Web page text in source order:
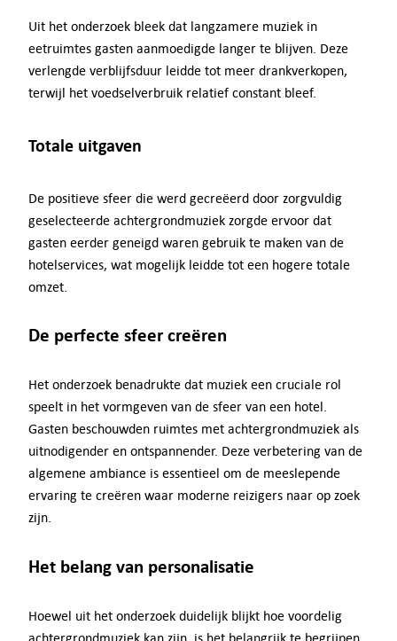
Uit het onderzoek bleek dat langzamere muziek in
eetruimtes gasten aanmoedigde langer te blijven. Deze
verlengde verblijfsduur leidde tot meer drankverkopen,
terwijl het voedselverbruik relatief constant bleef.
Totale uitgaven
De positieve sfeer die werd gecreëerd door zorgvuldig
geselecteerde achtergrondmuziek zorgde ervoor dat
gasten eerder geneigd waren gebruik te maken van de
hotelservices, wat mogelijk leidde tot een hogere totale
omzet.
De perfecte sfeer creëren
Het onderzoek benadrukte dat muziek een cruciale rol
speelt in het vormgeven van de sfeer van een hotel.
Gasten beschouwden ruimtes met achtergrondmuziek als
uitnodigender en ontspannender. Deze verbetering van de
algemene ambiance is essentieel om de meeslepende
ervaring te creëren waar moderne reizigers naar op zoek
zijn.
Het belang van personalisatie
Hoewel uit het onderzoek duidelijk blijkt hoe voordelig
achtergrondmuziek kan zijn, is het belangrijk te begrijpen